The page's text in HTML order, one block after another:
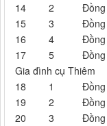
14
2
Đồng
15
3
16
4
Đồng
17
5
Gia đình cụ Thiêm
18
1
19
2
Đồng
20
3